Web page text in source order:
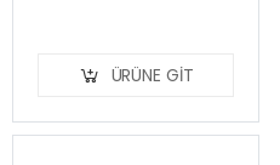
ÜRÜNE GIT